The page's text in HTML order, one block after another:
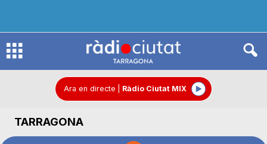
R
d
Ara en directe Ràdio Ciutat MIX
TARRAGONA